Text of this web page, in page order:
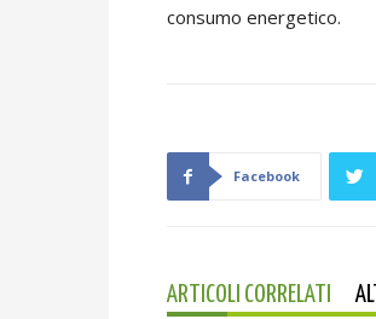
consumo energetico.
Facebook
ARTICOLI CORRELATI